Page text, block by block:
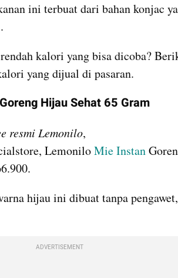
ini terbuat dari bahan konjac
kalori yang bisa dicoba?
yang dijual di pasaran.
Hijau Sehat 65 Gram
resmi Lemonilo,
Lemonilo Mie Instan
hijau ini dibuat tanpa
ADVERTISEMENT